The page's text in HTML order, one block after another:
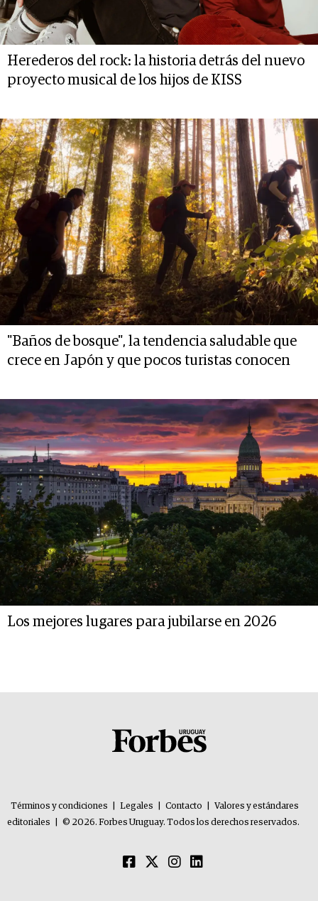
Herederos del rock: la historia detrás del nuevo
proyecto musical de los hijos de KISS
"Baños de bosque", la tendencia saludable que
crece en Japón y que pocos turistas conocen
Los mejores lugares para jubilarse en 2026
Términos y condiciones Legales Contacto
Valores y estándares
editoriales
© 2026. Forbes Uruguay. Todos los derechos reservados.